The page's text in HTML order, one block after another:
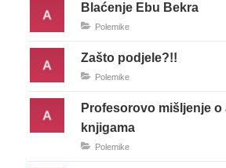
Blaćenje Ebu Bekra
Polemike
Zašto podjele?!!
Polemike
Profesorovo mišljenje o
knjigama
Polemike